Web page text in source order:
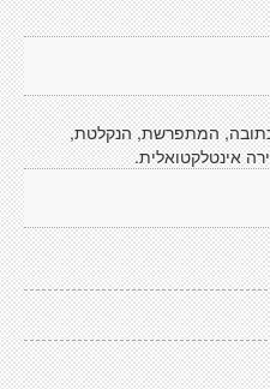
המתפרשת, הנקלטת,
אינטלקטואלית.